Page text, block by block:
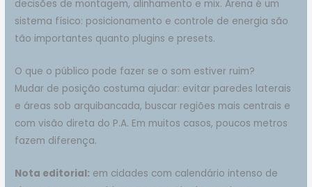
decisões de montagem, alinhamento e mix. Arena é um
sistema físico: posicionamento e controle de energia são
tão importantes quanto plugins e presets.
O que o público pode fazer se o som estiver ruim?
Mudar de posição costuma ajudar: evitar paredes laterais
e áreas sob arquibancada, buscar regiões mais centrais e
com visão direta do P.A. Em muitos casos, poucos metros
fazem diferença.
Nota editorial: em cidades com calendário intenso de